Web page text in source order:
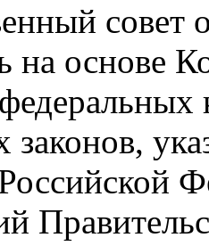
совет
на основе
законов,